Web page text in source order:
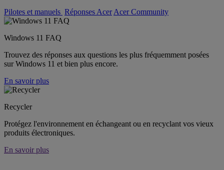
Pilotes et manuels Réponses Acer Acer Community
Windows 11 FAQ
Trouvez des réponses aux questions les plus fréquemment posées
sur Windows 11 et bien plus encore.
En savoir plus
Recycler
Protégez l'environnement en échangeant ou en recyclant vos vieux
produits électroniques.
En savoir plus